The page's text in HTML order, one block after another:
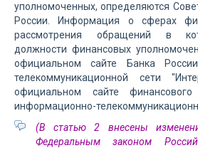
уполномоченных, определяются
России. Информация о сферах
рассмотрения обращений в
должности финансовых
официальном сайте Банка
телекоммуникационной сети
официальном сайте
информационно-
(В статью 2 внесены
Федеральным законом